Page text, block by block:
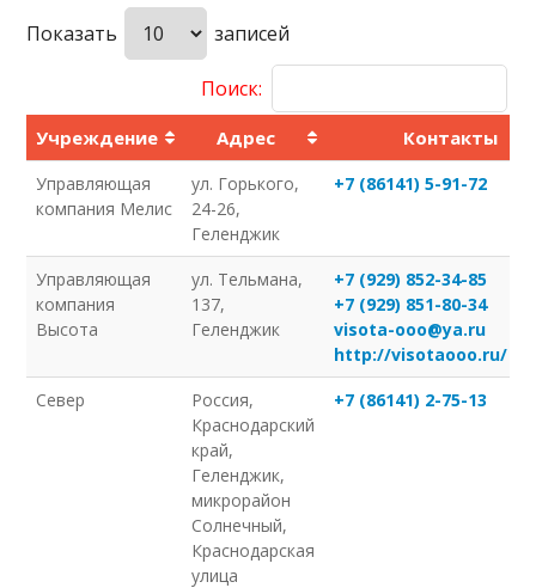
Показать записей
Поиск:
Учреждение Адрес Контакты
Управляющая
компания Мелис
ул. Горького,
24-26,
Геленджик
+7 (86141) 5-91-72
Управляющая
компания
Высота
ул. Тельмана,
137,
Геленджик
+7 (929) 852-34-85
+7 (929) 851-80-34
visota-ooo@ya.ru
http://visotaooo.ru/
Север
Россия,
Краснодарский
край,
Геленджик,
микрорайон
Солнечный,
Краснодарская
улица
+7 (86141) 2-75-13